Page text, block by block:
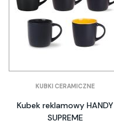
KUBKI CERAMICZNE
Kubek reklamowy HANDY
SUPREME